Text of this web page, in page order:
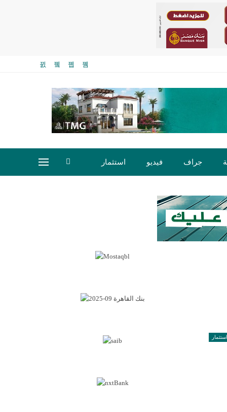
جراف فيديو استثمار
استثمار